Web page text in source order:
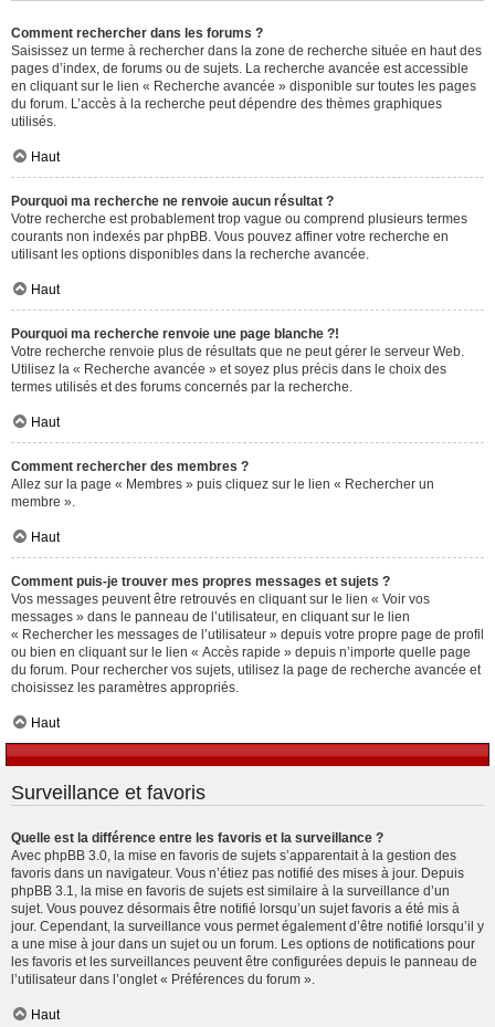
Comment rechercher dans les forums ?
Saisissez un terme à rechercher dans la zone de recherche située en haut des
pages d’index, de forums ou de sujets. La recherche avancée est accessible
en cliquant sur le lien « Recherche avancée » disponible sur toutes les pages
du forum. L’accès à la recherche peut dépendre des thèmes graphiques
utilisés.
Haut
Pourquoi ma recherche ne renvoie aucun résultat ?
Votre recherche est probablement trop vague ou comprend plusieurs termes
courants non indexés par phpBB. Vous pouvez affiner votre recherche en
utilisant les options disponibles dans la recherche avancée.
Haut
Pourquoi ma recherche renvoie une page blanche ?!
Votre recherche renvoie plus de résultats que ne peut gérer le serveur Web.
Utilisez la « Recherche avancée » et soyez plus précis dans le choix des
termes utilisés et des forums concernés par la recherche.
Haut
Comment rechercher des membres ?
Allez sur la page « Membres » puis cliquez sur le lien « Rechercher un
membre ».
Haut
Comment puis-je trouver mes propres messages et sujets ?
Vos messages peuvent être retrouvés en cliquant sur le lien « Voir vos
messages » dans le panneau de l’utilisateur, en cliquant sur le lien
« Rechercher les messages de l’utilisateur » depuis votre propre page de profil
ou bien en cliquant sur le lien « Accès rapide » depuis n’importe quelle page
du forum. Pour rechercher vos sujets, utilisez la page de recherche avancée et
choisissez les paramètres appropriés.
Haut
Surveillance et favoris
Quelle est la différence entre les favoris et la surveillance ?
Avec phpBB 3.0, la mise en favoris de sujets s’apparentait à la gestion des
favoris dans un navigateur. Vous n’étiez pas notifié des mises à jour. Depuis
phpBB 3.1, la mise en favoris de sujets est similaire à la surveillance d’un
sujet. Vous pouvez désormais être notifié lorsqu’un sujet favoris a été mis à
jour. Cependant, la surveillance vous permet également d’être notifié lorsqu’il y
a une mise à jour dans un sujet ou un forum. Les options de notifications pour
les favoris et les surveillances peuvent être configurées depuis le panneau de
l’utilisateur dans l’onglet « Préférences du forum ».
Haut